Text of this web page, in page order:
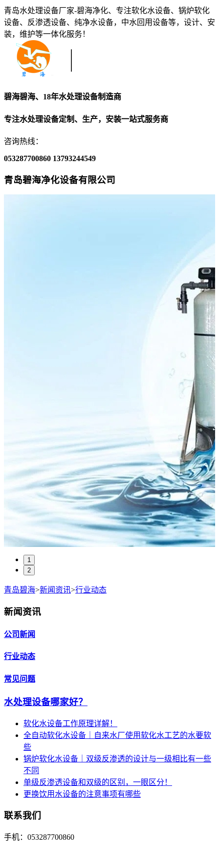
青岛水处理设备厂家-碧海净化、专注软化水设备、锅炉软化
设备、反渗透设备、纯净水设备，中水回用设备等，设计、安
装，维护等一体化服务！
碧海碧海、18年水处理设备制造商
专注水处理设备定制、生产，安装一站式服务商
咨询热线：
053287700860 13793244549
青岛碧海净化设备有限公司
1
2
青岛碧海>新闻资讯>行业动态
新闻资讯
公司新闻
行业动态
常见问题
水处理设备哪家好？
软化水设备工作原理详解！
全自动软化水设备｜自来水厂使用软化水工艺的水要软
些
锅炉软化水设备｜双级反渗透的设计与一级相比有一些
不同
单级反渗透设备和双级的区别，一眼区分！
更换饮用水设备的注意事项有哪些
联系我们
手机：053287700860